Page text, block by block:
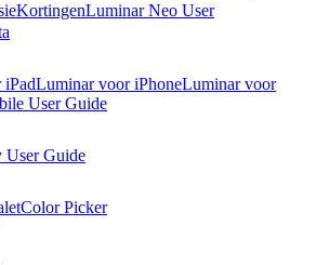
KortingenLuminar Neo User
Luminar voor iPhoneLuminar voor
User Guide
User Guide
Color Picker